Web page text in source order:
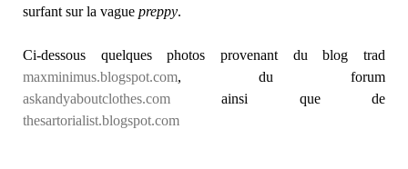
surfant sur la vague preppy.
Ci-dessous quelques photos provenant du blog trad
maxminimus.blogspot.com, du forum
askandyaboutclothes.com ainsi que de
thesartorialist.blogspot.com